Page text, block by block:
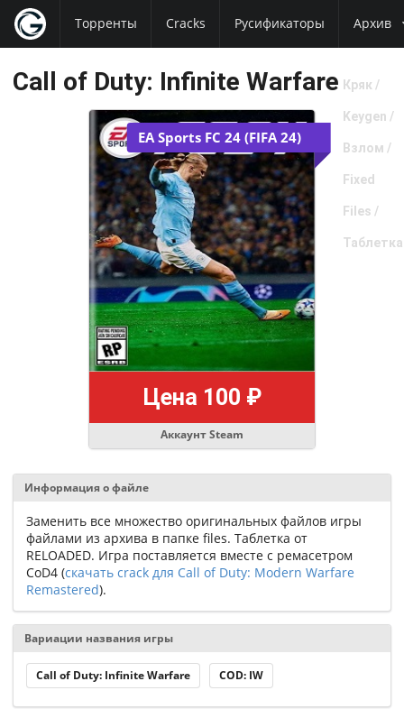
Торренты Cracks Русификаторы Архив
Call of Duty: Infinite Warfare Кряк /
Keygen /
Взлом /
Fixed
Files /
Таблетка
EA Sports FC 24 (FIFA 24)
Аккаунт Steam
Цена 100 ₽
Информация о файле
Заменить все множество оригинальных файлов игры
файлами из архива в папке files. Таблетка от
RELOADED. Игра поставляется вместе с ремасетром
CoD4 (скачать crack для Call of Duty: Modern Warfare
Remastered).
Вариации названия игры
Call of Duty: Infinite Warfare COD: IW